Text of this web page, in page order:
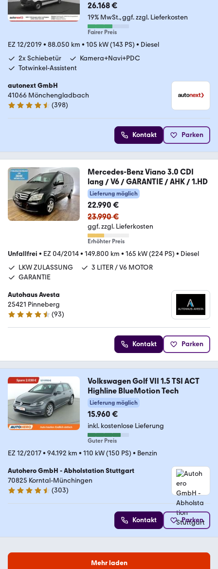
26.168 €
19% MwSt. ggf. zzgl. Lieferkosten
Fairer Preis
EZ 12/2019 • 88.050 km • 105 kW (143 PS) • Diesel
2x Schiebetür
Kamera+Navi+PDC
Totwinkel-Assistent
autonext GmbH
41066 Mönchengladbach
4.7 Sterne
(398)
Kontakt Parken
Mercedes-Benz Viano 3.0 CDI
lang / V6 / GARANTIE / AHK / 1.HD
Lieferung möglich
22.990 €
23.990 €
ggf. zzgl. Lieferkosten
Erhöhter Preis
Unfallfrei • EZ 04/2014• 149.800 km • 165 kW (224 PS) • Diesel
LKW ZULASSUNG
3 LITER / V6 MOTOR
GARANTIE
Autohaus Avesta
25421 Pinneberg
4.6 Sterne
(93)
Kontakt Parken
Volkswagen Golf VII 1.5 TSI ACT
Highline BlueMotion Tech
Lieferung möglich
15.960 €
inkl. kostenlose Lieferung
Guter Preis
EZ 12/2017• 94.192 km • 110 kW (150 PS) • Benzin
Autohero GmbH - Abholstation Stuttgart
70825 Korntal-Münchingen
4.4 Sterne
(303)
Kontakt Parken
Mehr laden